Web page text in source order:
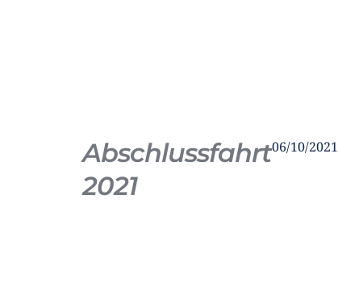
Abschlussfahrt
2021
06/10/2021